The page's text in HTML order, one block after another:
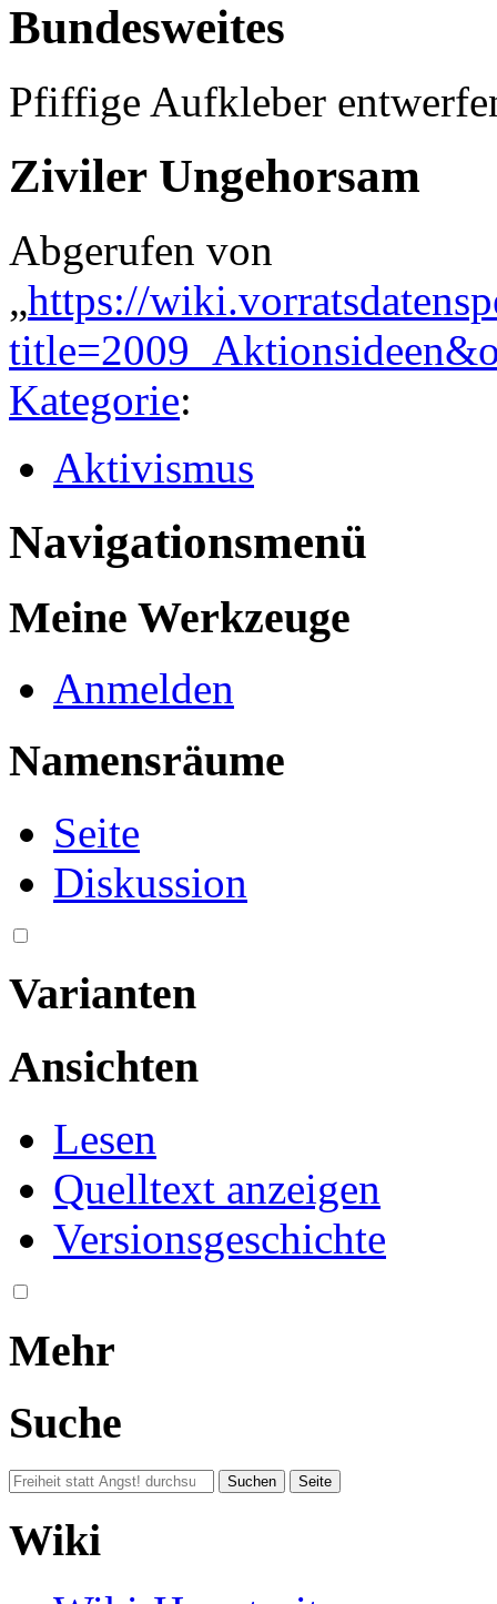
Bundesweites
Pfiffige Aufkleber
Ziviler Ungehorsam
Abgerufen von
„https://
Kategorie:
Aktivismus
Navigationsmenü
Meine Werkzeuge
Anmelden
Namensräume
Seite
Diskussion
Varianten
Ansichten
Lesen
Quelltext anzeigen
Versionsgeschichte
Mehr
Suche
Wiki